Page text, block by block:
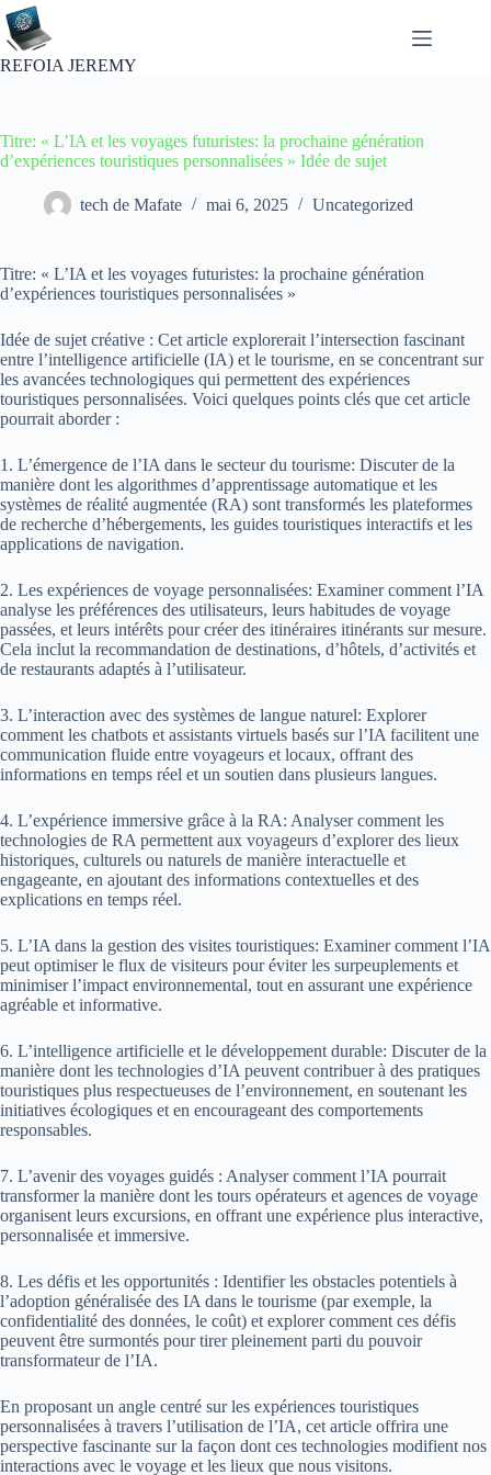
Passer
au
contenu
REFOIA JEREMY
Titre: « L’IA et les voyages futuristes: la prochaine génération
d’expériences touristiques personnalisées » Idée de sujet
tech de Mafate mai 6, 2025 Uncategorized
Titre: « L’IA et les voyages futuristes: la prochaine génération
d’expériences touristiques personnalisées »
Idée de sujet créative : Cet article explorerait l’intersection fascinant
entre l’intelligence artificielle (IA) et le tourisme, en se concentrant sur
les avancées technologiques qui permettent des expériences
touristiques personnalisées. Voici quelques points clés que cet article
pourrait aborder :
1. L’émergence de l’IA dans le secteur du tourisme: Discuter de la
manière dont les algorithmes d’apprentissage automatique et les
systèmes de réalité augmentée (RA) sont transformés les plateformes
de recherche d’hébergements, les guides touristiques interactifs et les
applications de navigation.
2. Les expériences de voyage personnalisées: Examiner comment l’IA
analyse les préférences des utilisateurs, leurs habitudes de voyage
passées, et leurs intérêts pour créer des itinéraires itinérants sur mesure.
Cela inclut la recommandation de destinations, d’hôtels, d’activités et
de restaurants adaptés à l’utilisateur.
3. L’interaction avec des systèmes de langue naturel: Explorer
comment les chatbots et assistants virtuels basés sur l’IA facilitent une
communication fluide entre voyageurs et locaux, offrant des
informations en temps réel et un soutien dans plusieurs langues.
4. L’expérience immersive grâce à la RA: Analyser comment les
technologies de RA permettent aux voyageurs d’explorer des lieux
historiques, culturels ou naturels de manière interactuelle et
engageante, en ajoutant des informations contextuelles et des
explications en temps réel.
5. L’IA dans la gestion des visites touristiques: Examiner comment l’IA
peut optimiser le flux de visiteurs pour éviter les surpeuplements et
minimiser l’impact environnemental, tout en assurant une expérience
agréable et informative.
6. L’intelligence artificielle et le développement durable: Discuter de la
manière dont les technologies d’IA peuvent contribuer à des pratiques
touristiques plus respectueuses de l’environnement, en soutenant les
initiatives écologiques et en encourageant des comportements
responsables.
7. L’avenir des voyages guidés : Analyser comment l’IA pourrait
transformer la manière dont les tours opérateurs et agences de voyage
organisent leurs excursions, en offrant une expérience plus interactive,
personnalisée et immersive.
8. Les défis et les opportunités : Identifier les obstacles potentiels à
l’adoption généralisée des IA dans le tourisme (par exemple, la
confidentialité des données, le coût) et explorer comment ces défis
peuvent être surmontés pour tirer pleinement parti du pouvoir
transformateur de l’IA.
En proposant un angle centré sur les expériences touristiques
personnalisées à travers l’utilisation de l’IA, cet article offrira une
perspective fascinante sur la façon dont ces technologies modifient nos
interactions avec le voyage et les lieux que nous visitons.